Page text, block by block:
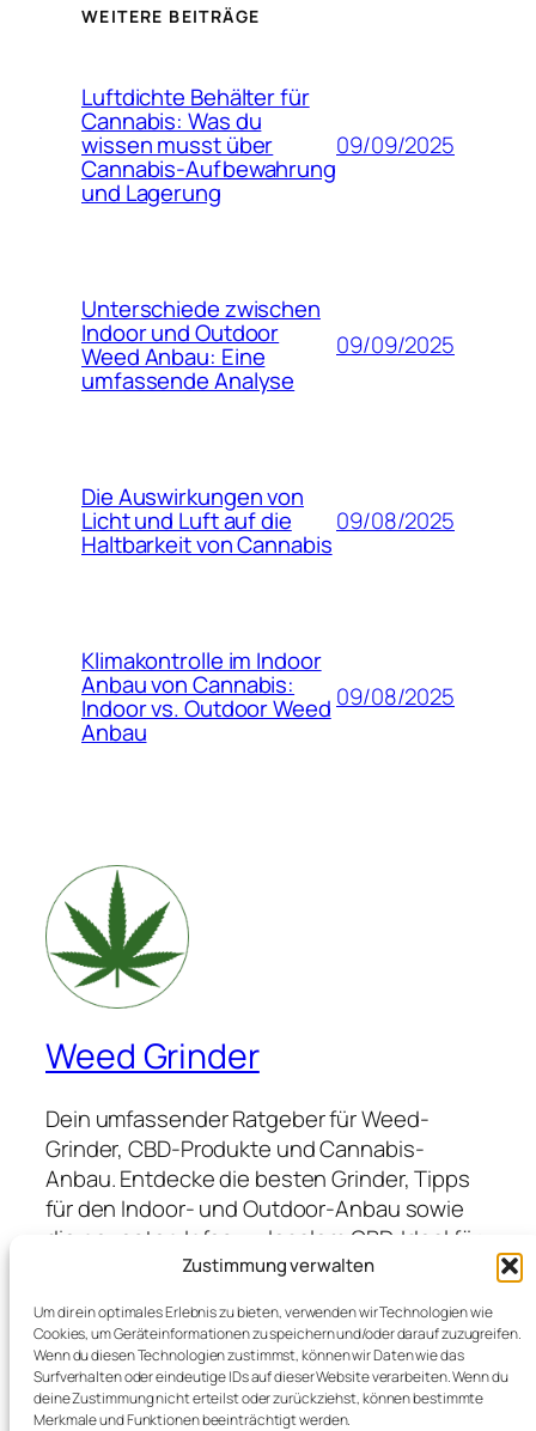
Zustimmung verwalten
Um dir ein optimales Erlebnis zu bieten, verwenden wir Technologien wie
Cookies, um Geräteinformationen zu speichern und/oder darauf zuzugreifen.
Wenn du diesen Technologien zustimmst, können wir Daten wie das
Surfverhalten oder eindeutige IDs auf dieser Website verarbeiten. Wenn du
deine Zustimmung nicht erteilst oder zurückziehst, können bestimmte
Merkmale und Funktionen beeinträchtigt werden.
WEITERE BEITRÄGE
Luftdichte Behälter für
Cannabis: Was du
wissen musst über
Cannabis-Aufbewahrung
und Lagerung
09/09/2025
Unterschiede zwischen
Indoor und Outdoor
Weed Anbau: Eine
umfassende Analyse
09/09/2025
Die Auswirkungen von
Licht und Luft auf die
Haltbarkeit von Cannabis
09/08/2025
Klimakontrolle im Indoor
Anbau von Cannabis:
Indoor vs. Outdoor Weed
Anbau
09/08/2025
Weed Grinder
Dein umfassender Ratgeber für Weed-
Grinder, CBD-Produkte und Cannabis-
Anbau. Entdecke die besten Grinder, Tipps
für den Indoor- und Outdoor-Anbau sowie
die neuesten Infos zu legalem CBD. Ideal für
Anfänger und Profis, die hochwertige
profitieren möchten.
Blog
Veranstaltungen